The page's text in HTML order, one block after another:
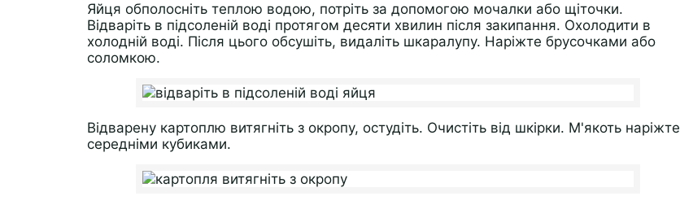
Яйця обполосніть теплою водою, потріть за допомогою мочалки або щіточки.
Відваріть в підсоленій воді протягом десяти хвилин після закипання. Охолодити в
холодній воді. Після цього обсушіть, видаліть шкаралупу. Наріжте брусочками або
соломкою.
Відварену картоплю витягніть з окропу, остудіть. Очистіть від шкірки. М'якоть наріжте
середніми кубиками.